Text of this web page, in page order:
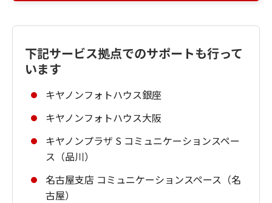
下記サービス拠点でのサポートも行って
います
キヤノンフォトハウス銀座
キヤノンフォトハウス大阪
キヤノンプラザ S コミュニケーションスペー
ス（品川）
名古屋支店 コミュニケーションスペース（名
古屋）